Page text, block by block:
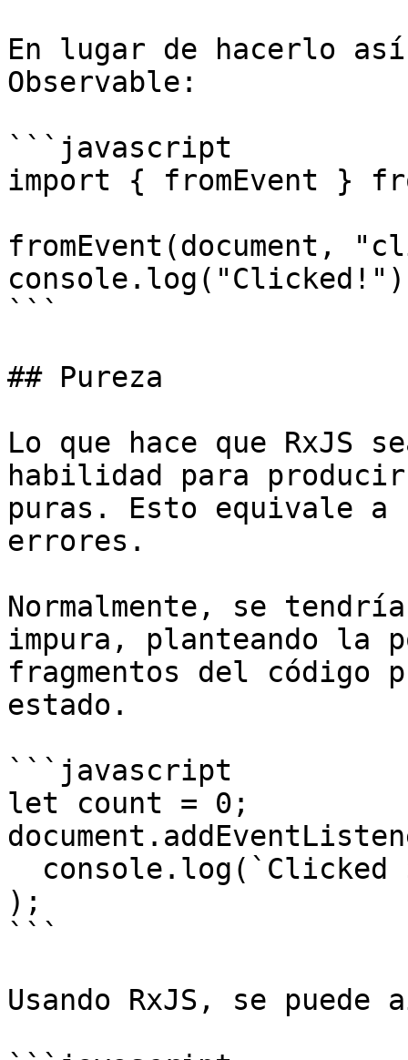
En lugar de hacerlo
Observable:
```javascript
import { fromEvent }
fromEvent(document,
```
## Pureza
Lo que hace que RxJS
habilidad para
puras. Esto equivale a
errores.
Normalmente, se
impura, planteando la
fragmentos del
estado.
```javascript
let count = 0;
);
```
Usando RxJS, se